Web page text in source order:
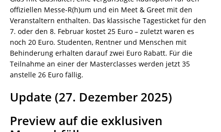
offiziellen Messe-R(h)um und ein Meet & Greet mit den
Veranstaltern enthalten. Das klassische Tagesticket für den
7. oder den 8. Februar kostet 25 Euro – zuletzt waren es
noch 20 Euro. Studenten, Rentner und Menschen mit
Behinderung erhalten darauf zwei Euro Rabatt. Für die
Teilnahme an einer der Masterclasses werden jetzt 35
anstelle 26 Euro fällig.
Update (27. Dezember 2025)
Preview auf die exklusiven